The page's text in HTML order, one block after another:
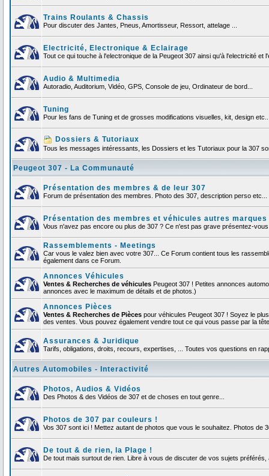
Trains Roulants & Chassis
Pour discuter des Jantes, Pneus, Amortisseur, Ressort, attelage ...
Electricité, Electronique & Eclairage
Tout ce qui touche à l'electronique de la Peugeot 307 ainsi qu'à l'electricité et
Audio & Multimedia
Autoradio, Auditorium, Vidéo, GPS, Console de jeu, Ordinateur de bord...
Tuning
Pour les fans de Tuning et de grosses modifications visuelles, kit, design
Dossiers & Tutoriaux
Tous les messages intéressants, les Dossiers et les Tutoriaux pour la 307
Peugeot 307 - La Communauté
Présentation des membres & de leur 307
Forum de présentation des membres. Photo des 307, description perso
Présentation des membres et véhicules autres marques
Vous n'avez pas encore ou plus de 307 ? Ce n'est pas grave présentez-
Rassemblements - Meetings
Car vous le valez bien avec votre 307... Ce Forum contient tous les
également dans ce Forum.
Annonces Véhicules
Ventes & Recherches de véhicules Peugeot 307 ! Petites annonces
annonces avec le maximum de détails et de photos.)
Annonces Pièces
Ventes & Recherches de Pièces pour véhicules Peugeot 307 ! Soyez le
des ventes. Vous pouvez également vendre tout ce qui vous passe par la
Assurances & Juridique
Tarifs, obligations, droits, recours, expertises, ... Toutes vos questions en
Autres Automobiles - Interactivité
Photos, Audios & Vidéos
Des Photos & des Vidéos de 307 et de choses en tout genre...
Photos de 307 par couleurs !
Vos 307 sont ici ! Mettez autant de photos que vous le souhaitez. Photos de
De tout & de rien, la Plage !
De tout mais surtout de rien. Libre à vous de discuter de vos sujets